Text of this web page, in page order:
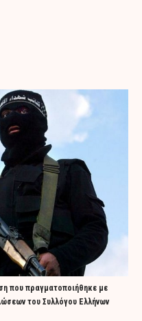
που πραγματοποιήθηκε με
του Συλλόγου Ελλήνων